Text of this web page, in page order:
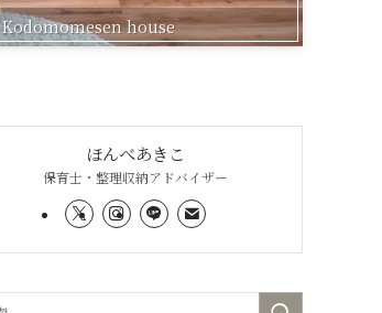
Kodomomesen house
ほんべあきこ
保育士・整理収納アドバイザー